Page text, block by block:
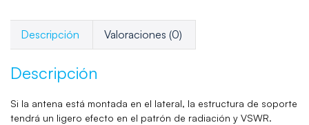
Descripción Valoraciones (0)
Descripción
Si la antena está montada en el lateral, la estructura de soporte
tendrá un ligero efecto en el patrón de radiación y VSWR.